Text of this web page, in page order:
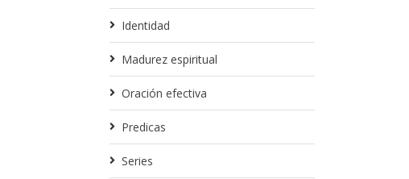
Identidad
Madurez espiritual
Oración efectiva
Predicas
Series